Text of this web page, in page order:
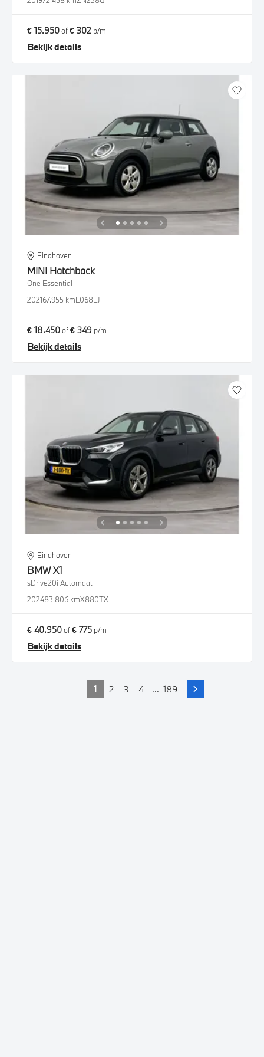
€ 15.950of€ 302 p/m
Bekijk details
Eindhoven
MINI Hatchback
One Essential
202167.955 kmL068LJ
€ 18.450of€ 349 p/m
Bekijk details
Eindhoven
BMWX1
sDrive20i Automaat
202483.806 kmX880TX
€ 40.950of€ 775 p/m
Bekijk details
1 2 3 4 ... 189